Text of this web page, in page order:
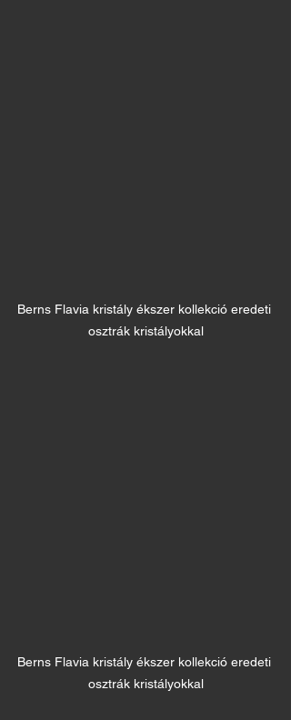
Berns Flavia kristály ékszer kollekció eredeti
osztrák kristályokkal
Berns Flavia kristály ékszer kollekció eredeti
osztrák kristályokkal